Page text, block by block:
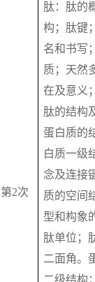
第2次
肽：肽的
构；肽键
名和书写
质；天然
在及意义
肽的结构
蛋白质的
白质一级
念及连接
质的空间
型和构象
肽单位；
二面角。
二级结构